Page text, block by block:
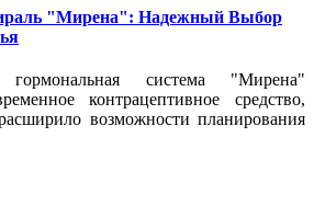
"Мирена": Надежный Выбор
гормональная система "Мирена"
контрацептивное средство,
возможности планирования